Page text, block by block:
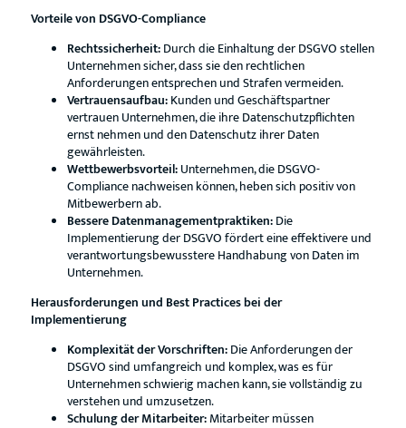
Vorteile von DSGVO-Compliance
Rechtssicherheit:Durch die Einhaltung der DSGVO stellen
Unternehmen sicher, dass sie den rechtlichen
Anforderungen entsprechen und Strafen vermeiden.
Vertrauensaufbau:Kunden und Geschäftspartner
vertrauen Unternehmen, die ihre Datenschutzpflichten
ernst nehmen und den Datenschutz ihrer Daten
gewährleisten.
Wettbewerbsvorteil:Unternehmen, die DSGVO-
Compliance nachweisen können, heben sich positiv von
Mitbewerbern ab.
Bessere Datenmanagementpraktiken:Die
Implementierung der DSGVO fördert eine effektivere und
verantwortungsbewusstere Handhabung von Daten im
Unternehmen.
Herausforderungen und Best Practices bei der
Implementierung
Komplexität der Vorschriften:Die Anforderungen der
DSGVO sind umfangreich und komplex, was es für
Unternehmen schwierig machen kann, sie vollständig zu
verstehen und umzusetzen.
Schulung der Mitarbeiter:Mitarbeiter müssen